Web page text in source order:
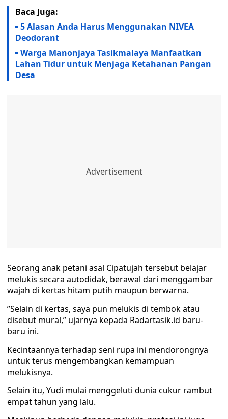
Baca Juga:
5 Alasan Anda Harus Menggunakan NIVEA
Deodorant
Warga Manonjaya Tasikmalaya Manfaatkan
Lahan Tidur untuk Menjaga Ketahanan Pangan
Desa
Seorang anak petani asal Cipatujah tersebut belajar
melukis secara autodidak, berawal dari menggambar
wajah di kertas hitam putih maupun berwarna.
”Selain di kertas, saya pun melukis di tembok atau
disebut mural,” ujarnya kepada Radartasik.id baru-
baru ini.
Kecintaannya terhadap seni rupa ini mendorongnya
untuk terus mengembangkan kemampuan
melukisnya.
Selain itu, Yudi mulai menggeluti dunia cukur rambut
empat tahun yang lalu.